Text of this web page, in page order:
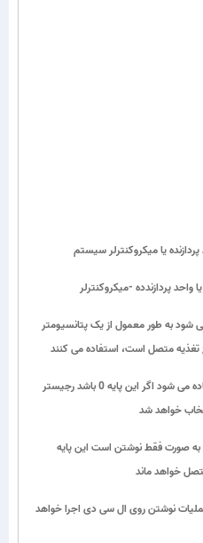
یا میکروکنترلر سیستم
شود به طور معمول از یک پتانسیومتر
برای انتخاب رجیستر دستور یا داده استفاده می شود اگر این پایه 0 باشد رجیستر
صورت فقط نوشتن است این پایه
زمانی که این پایه 0 باشد عملیات نوشتن روی ال سی دی اجرا خواهد